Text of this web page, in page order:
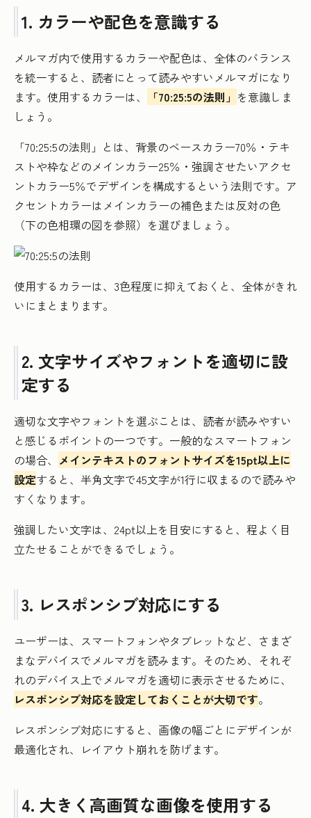
1. カラーや配色を意識する
メルマガ内で使用するカラーや配色は、全体のバランス
を統一すると、読者にとって読みやすいメルマガになり
ます。使用するカラーは、
「70:25:5の法則」 を意識しま
しょう。
「70:25:5の法則」とは、背景のベースカラー70％・テキ
ストや枠などのメインカラー25％・強調させたいアクセ
ントカラー5％でデザインを構成するという法則です。ア
クセントカラーはメインカラーの補色または反対の色
（下の色相環の図を参照）を選びましょう。
使用するカラーは、3色程度に抑えておくと、全体がきれ
いにまとまります。
2. 文字サイズやフォントを適切に設
定する
適切な文字やフォントを選ぶことは、読者が読みやすい
と感じるポイントの一つです。一般的なスマートフォン
の場合、 メインテキストのフォントサイズを15pt以上に
設定すると、半角文字で45文字が1行に収まるので読みや
すくなります。
強調したい文字は、24pt以上を目安にすると、程よく目
立たせることができるでしょう。
3. レスポンシブ対応にする
ユーザーは、スマートフォンやタブレットなど、さまざ
まなデバイスでメルマガを読みます。そのため、それぞ
れのデバイス上でメルマガを適切に表示させるために、
レスポンシブ対応を設定しておくことが大切です。
レスポンシブ対応にすると、画像の幅ごとにデザインが
最適化され、レイアウト崩れを防げます。
4. 大きく高画質な画像を使用する